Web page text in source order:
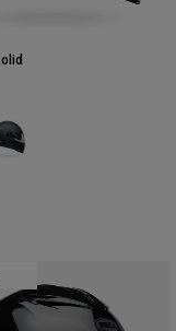
type of Schwarz.
swatch type of